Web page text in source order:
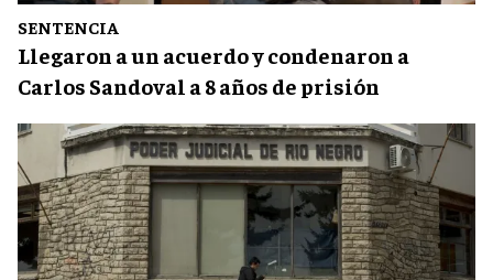
SENTENCIA
Llegaron a un acuerdo y condenaron a
Carlos Sandoval a 8 años de prisión